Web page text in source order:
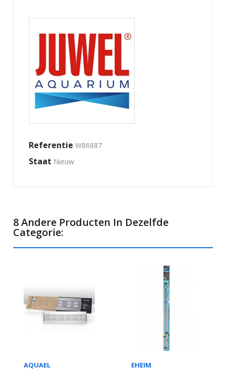
Referentie W86887
Staat Nieuw
8 Andere Producten In Dezelfde
Categorie:
AQUAEL EHEIM